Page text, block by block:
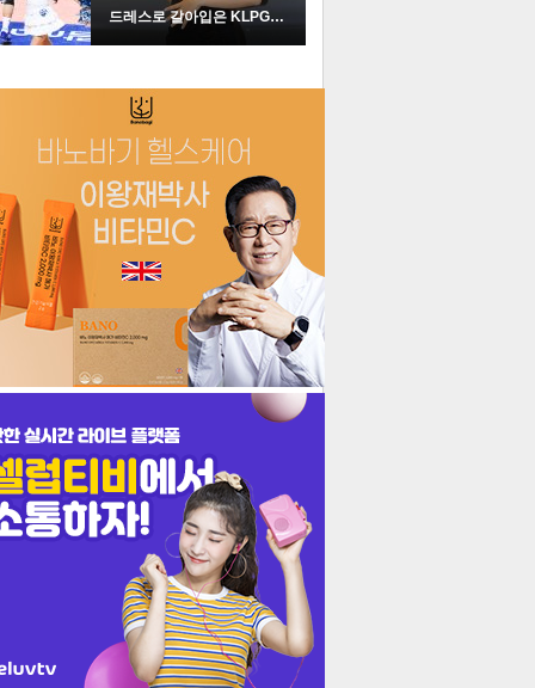
더보기
포토
드레스로 갈아입은 KLPGA …